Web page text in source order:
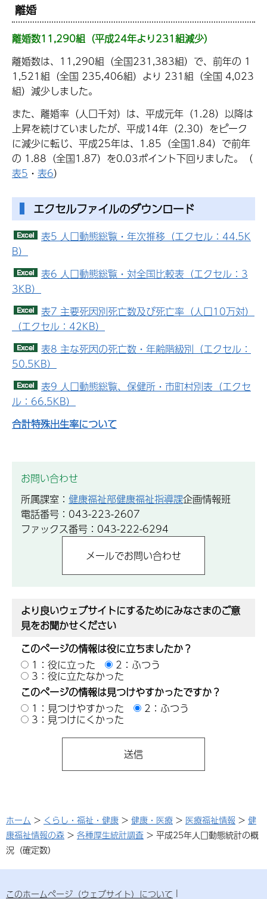
離婚
離婚数11,290組（平成24年より231組減少）
離婚数は、11,290組（全国231,383組）で、前年の 1
1,521組（全国 235,406組）より 231組（全国 4,023
組）減少しました。
また、離婚率（人口千対）は、平成元年（1.28）以降は
上昇を続けていましたが、平成14年（2.30）をピーク
に減少に転じ、平成25年は、1.85（全国1.84）で前年
の 1.88（全国1.87）を0.03ポイント下回りました。（
表5 ・ 表6）
エクセルファイルのダウンロード
表5 人口動態総覧・年次推移（エクセル：44.5K
B）
表6 人口動態総覧・対全国比較表（エクセル：3
3KB）
表7 主要死因別死亡数及び死亡率（人口10万対）
（エクセル：42KB）
表8 主な死因の死亡数・年齢階級別（エクセル：
50.5KB）
表9 人口動態総覧、保健所・市町村別表（エクセ
ル：66.5KB）
合計特殊出生率について
お問い合わせ
所属課室： 健康福祉部健康福祉指導課企画情報班
電話番号：043-223-2607
ファックス番号：043-222-6294
より良いウェブサイトにするためにみなさまのご意
見をお聞かせください
このページの情報は役に立ちましたか？
1：役に立った
2：ふつう
3：役に立たなかった
このページの情報は見つけやすかったですか？
1：見つけやすかった
2：ふつう
3：見つけにくかった
ホーム > くらし・福祉・健康 > 健康・医療 > 医療福祉情報 > 健
康福祉情報の森 > 各種厚生統計調査 > 平成25年人口動態統計の概
況（確定数）
このホームページ（ウェブサイト）について